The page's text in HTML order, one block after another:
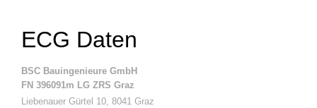
ECG Daten
BSC Bauingenieure GmbH
FN 396091m LG ZRS Graz
Liebenauer Gürtel 10, 8041 Graz